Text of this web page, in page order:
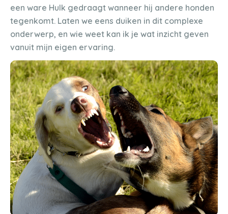
een ware Hulk gedraagt wanneer hij andere honden
tegenkomt. Laten we eens duiken in dit complexe
onderwerp, en wie weet kan ik je wat inzicht geven
vanuit mijn eigen ervaring.